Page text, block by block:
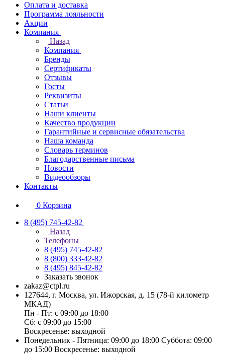
Оплата и доставка
Программа лояльности
Акции
Компания
Назад
Компания
Бренды
Сертификаты
Отзывы
Госты
Реквизиты
Статьи
Наши клиенты
Качество продукции
Гарантийные и сервисные обязательства
Наша команда
Словарь терминов
Благодарственные письма
Новости
Видеообзоры
Контакты
0 Корзина
8 (495) 745-42-82
Назад
Телефоны
8 (495) 745-42-82
8 (800) 333-42-82
8 (495) 845-42-82
Заказать звонок
zakaz@ctpl.ru
127644, г. Москва, ул. Ижорская, д. 15 (78-й километр
МКАД)
Пн - Пт: с 09:00 до 18:00
Сб: с 09:00 до 15:00
Воскресенье: выходной
Понедельник - Пятница: 09:00 до 18:00 Суббота: 09:00
до 15:00 Воскресенье: выходной